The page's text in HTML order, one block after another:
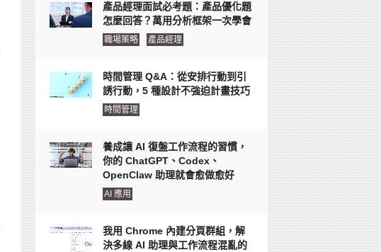
產品經理面試必考題：產品優化題
怎麼回答？萬用分析框架一次學會
職場策略 產品經理
時間管理 Q&A：從安排行動到引
誘行動，5 種設計不強迫計畫技巧
時間管理
養成讓 AI 復盤工作流程的習慣，
你的 ChatGPT、Codex、
OpenClaw 助理就會愈做愈好
AI 應用
我用 Chrome 內建分頁群組，解
決多線 AI 助理與工作流程混亂的